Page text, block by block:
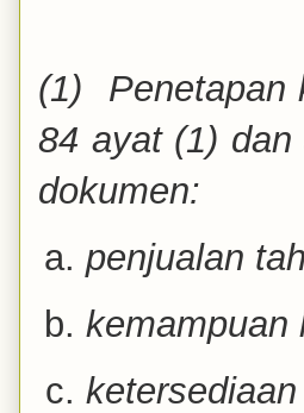
(1) Penetapan
84 ayat (1) dan
dokumen:
penjualan
kemampuan